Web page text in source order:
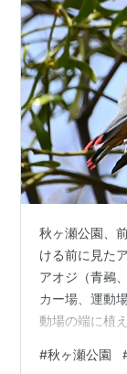
秋ヶ瀬公園、
ける前に見た
アオジ（青鵐
カー場、運動
動場の端に植
見る機会がほ
#秋ヶ瀬公園